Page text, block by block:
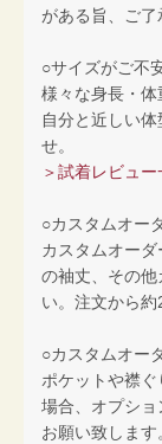
がある旨、ご了
○サイズがご不
様々な身長・体
自分と近しい
せ。
＞試着レビュー
○カスタムオー
カスタムオー
の袖丈、その他
い。注文から約
○カスタムオー
ポケットや襟
場合、オプシ
お願い致します